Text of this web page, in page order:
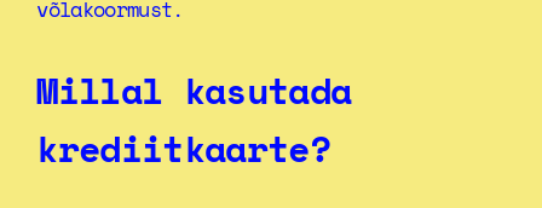
võlakoormust.
Millal kasutada
krediitkaarte?